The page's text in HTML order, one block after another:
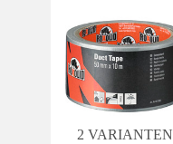
2 VARIANTEN